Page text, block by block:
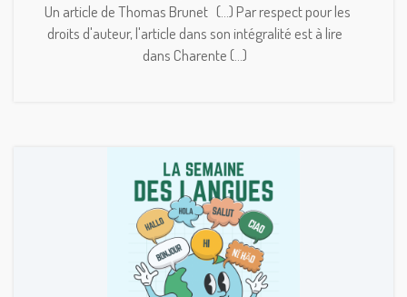
Un article de Thomas Brunet (...) Par respect pour les
droits d'auteur, l'article dans son intégralité est à lire
dans Charente (...)